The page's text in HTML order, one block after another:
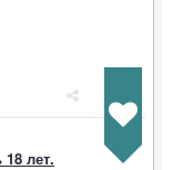
лет.